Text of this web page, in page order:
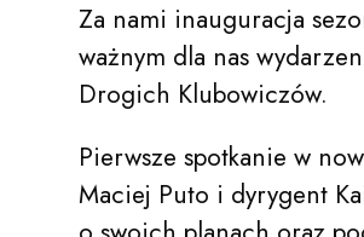
w Bydgoszczy
Za nami inauguracja
ważnym dla nas
Drogich Klubowiczów.
Pierwsze spotkanie w
Maciej Puto i dyrygent